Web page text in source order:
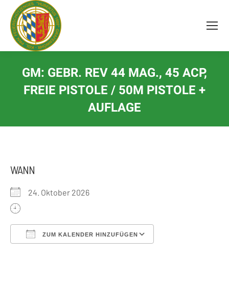
springen
GM: GEBR. REV 44 MAG., 45 ACP,
FREIE PISTOLE / 50M PISTOLE +
AUFLAGE
WANN
24. Oktober 2026
ZUM KALENDER HINZUFÜGEN